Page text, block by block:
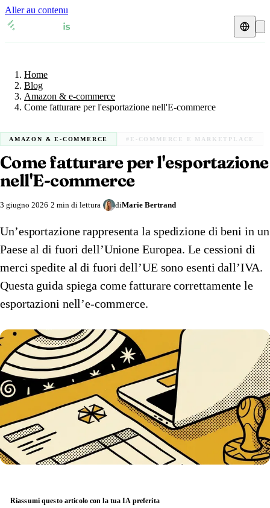
Aller au contenu
🇦🇹
🇧🇪 Belgio
🇩🇰 Danimarca
🇫🇷 Francia
🇩🇪 Germania
🇮🇹 Italia
🇱🇺 Lussemburgo
🇳🇴 Norvegia
🇵🇱 Polonia
🇬🇧 Regno Unito
🇨🇿 Repubblica Ceca
🇪🇸 Spagna
🇸🇪 Svezia
Rappresentante fiscale Amazon con Eurofiscalis
Schede IVA
🇦🇹Austria
🇧🇪 Belgio
🇩🇰 Danimarca
🇫🇷 Francia
🇩🇪 Germania
🇮🇪 Irlanda
🇮🇹
🇱🇺 Lussemburgo
🇳🇱 Paesi Bassi
🇵🇱 Polonia
🇬🇧 Regno Unito
🇨🇿 Repubblica Ceca
🇪🇸 Spagna
🇨🇭 Svizzera
Risorse & Blog
Blog
Verifica Partita IVA
Calcolatore IVA
Home
Blog
Amazon & e-commerce
Come fatturare per l'esportazione nell'E-commerce
AMAZON & E-COMMERCE #E-COMMERCE E MARKETPLACE
Come fatturare per l'esportazione
nell'E-commerce
3 giugno 2026 2 min di lettura diMarie Bertrand
Un’esportazione rappresenta la spedizione di beni in un
Paese al di fuori dell’Unione Europea. Le cessioni di
merci spedite al di fuori dell’UE sono esenti dall’IVA.
Questa guida spiega come fatturare correttamente le
esportazioni nell’e-commerce.
Riassumi questo articolo con la tua IA preferita